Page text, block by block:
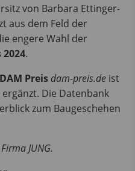
von Barbara Ettinger-
aus dem Feld der
engere Wahl der
.
Preis dam-preis.de ist
Die Datenbank
zum Baugeschehen
JUNG.